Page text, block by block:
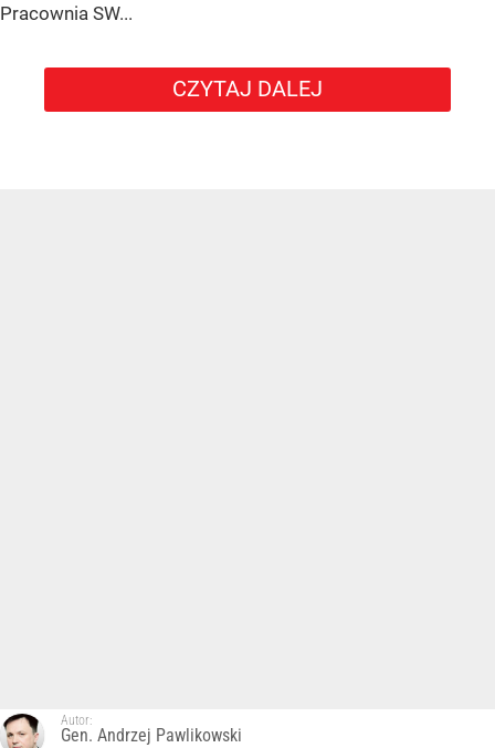
Pracownia SW...
CZYTAJ DALEJ
Autor:
Gen. Andrzej Pawlikowski